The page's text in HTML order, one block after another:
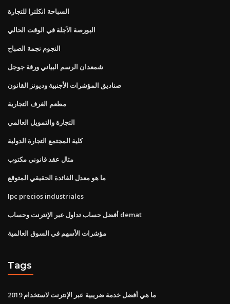
السباحة انكلترا للتجارة
البورصة الآجلة في الوقت الحالي
النجوم نجمة الصباح
شمعدان الرسم البياني ورقة جوجل
صناديق المؤشرات الأجنبية وديونز القانون
مطعم الغرف التجارية
التجارة والتمويل العالمي
كلية المجتمع التجارة الدولية
مثال عقد قانوني مكتوب
ما هو معدل الفائدة الحقيقي المتوقع
Ipc precios industriales
أفضل حساب تداول عبر الإنترنت وحساب demat
مؤشرات الأسهم في السوق العالمية
Tags
ما هي أفضل خدمة ضريبية عبر الإنترنت لاستخدام 2019